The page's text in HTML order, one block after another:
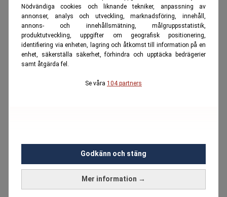
Nödvändiga cookies och liknande tekniker, anpassning av
annonser, analys och utveckling, marknadsföring, innehåll,
annons- och innehållsmätning, målgruppsstatistik,
produktutveckling, uppgifter om geografisk positionering,
identifiering via enheten, lagring och åtkomst till information på en
enhet, säkerställa säkerhet, förhindra och upptäcka bedrägerier
samt åtgärda fel.
Se våra 104 partners
Mer information →
Godkänn och stäng